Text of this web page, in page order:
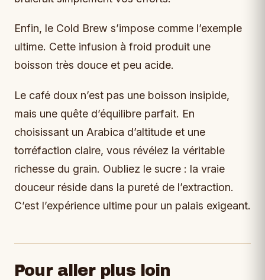
Enfin, le Cold Brew s’impose comme l’exemple
ultime. Cette infusion à froid produit une
boisson très douce et peu acide.
Le café doux n’est pas une boisson insipide,
mais une quête d’équilibre parfait. En
choisissant un Arabica d’altitude et une
torréfaction claire, vous révélez la véritable
richesse du grain. Oubliez le sucre : la vraie
douceur réside dans la pureté de l’extraction.
C’est l’expérience ultime pour un palais exigeant.
Pour aller plus loin